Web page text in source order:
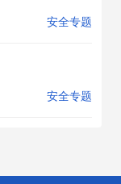
安全专题
安全专题